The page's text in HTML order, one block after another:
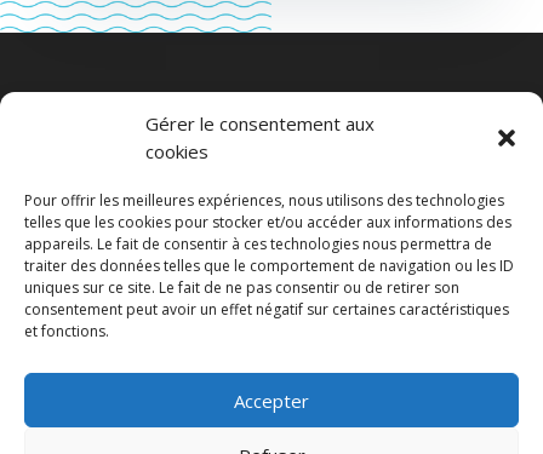
Gérer le consentement aux
cookies
Pour offrir les meilleures expériences, nous utilisons des technologies
telles que les cookies pour stocker et/ou accéder aux informations des
appareils. Le fait de consentir à ces technologies nous permettra de
traiter des données telles que le comportement de navigation ou les ID
uniques sur ce site. Le fait de ne pas consentir ou de retirer son
consentement peut avoir un effet négatif sur certaines caractéristiques
et fonctions.
Accepter
Plan du site
Appartement 2 personnes
Appartement 4 personnes
A découvrir dans la région
Contact & Réservation
Politique de cookies (UE)